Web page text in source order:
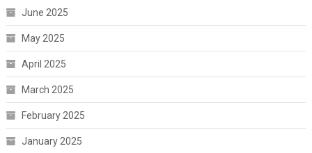
June 2025
May 2025
April 2025
March 2025
February 2025
January 2025